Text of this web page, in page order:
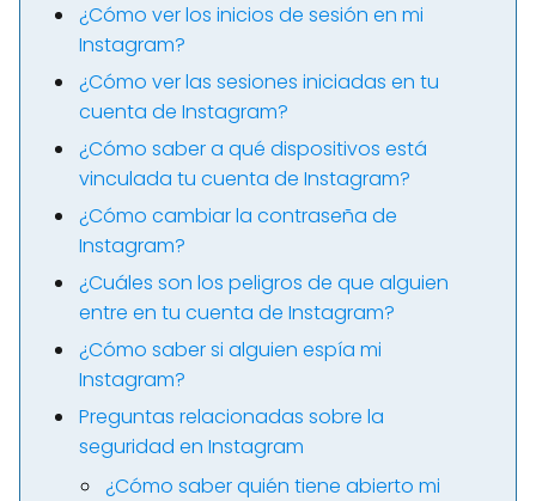
¿Cómo ver los inicios de sesión en mi
Instagram?
¿Cómo ver las sesiones iniciadas en tu
cuenta de Instagram?
¿Cómo saber a qué dispositivos está
vinculada tu cuenta de Instagram?
¿Cómo cambiar la contraseña de
Instagram?
¿Cuáles son los peligros de que alguien
entre en tu cuenta de Instagram?
¿Cómo saber si alguien espía mi
Instagram?
Preguntas relacionadas sobre la
seguridad en Instagram
¿Cómo saber quién tiene abierto mi